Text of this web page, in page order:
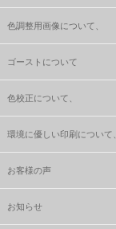
色調整用画像について、
ゴーストについて
色校正について、
環境に優しい印刷について、
お客様の声
お知らせ